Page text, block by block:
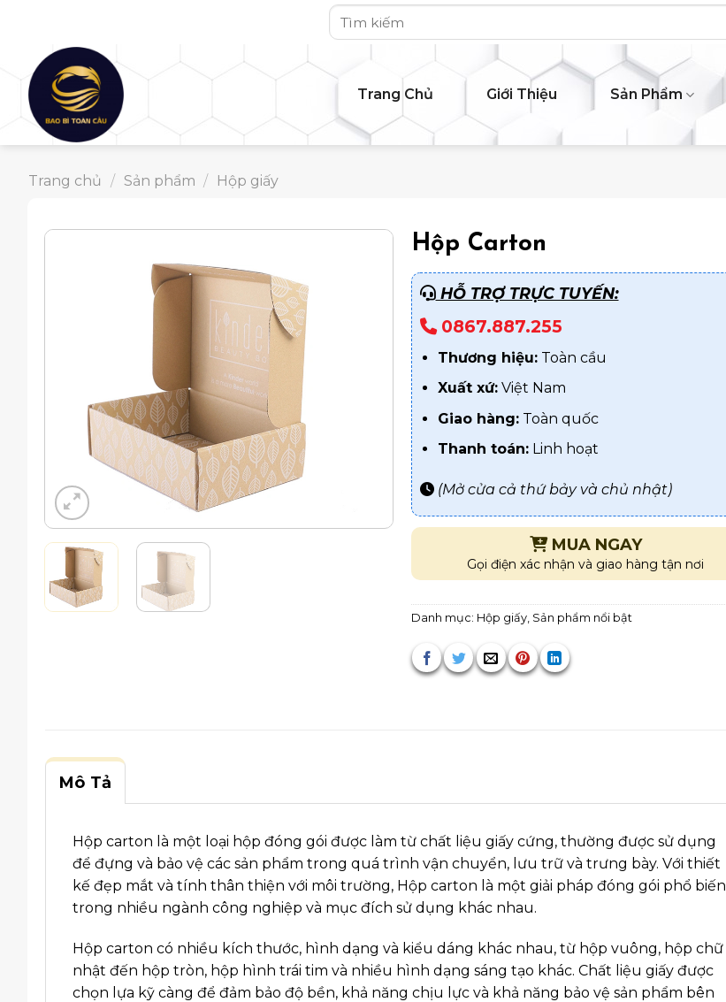
content
Tìm
kiếm:
Trang Chủ Giới Thiệu Sản Phẩm
Trang chủ / Sản phẩm / Hộp giấy
Hộp Carton
HỖ TRỢ TRỰC TUYẾN:
0867.887.255
Thương hiệu: Toàn cầu
Xuất xứ: Việt Nam
Giao hàng: Toàn quốc
Thanh toán: Linh hoạt
(Mở cửa cả thứ bảy và chủ nhật)
MUA NGAY
Gọi điện xác nhận và giao hàng tận nơi
Danh mục: Hộp giấy, Sản phẩm nổi bật
Mô Tả
Hộp carton là một loại hộp đóng gói được làm từ chất liệu giấy cứng, thường được sử dụng
để đựng và bảo vệ các sản phẩm trong quá trình vận chuyển, lưu trữ và trưng bày. Với thiết
kế đẹp mắt và tính thân thiện với môi trường, Hộp carton là một giải pháp đóng gói phổ biến
trong nhiều ngành công nghiệp và mục đích sử dụng khác nhau.
Hộp carton có nhiều kích thước, hình dạng và kiểu dáng khác nhau, từ hộp vuông, hộp chữ
nhật đến hộp tròn, hộp hình trái tim và nhiều hình dạng sáng tạo khác. Chất liệu giấy được
chọn lựa kỹ càng để đảm bảo độ bền, khả năng chịu lực và khả năng bảo vệ sản phẩm bên